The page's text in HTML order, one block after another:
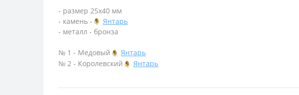
- размер 25х40 мм
- камень -
Янтарь
- металл - бронза
№ 1 - Медовый
Янтарь
№ 2 - Королевский
Янтарь